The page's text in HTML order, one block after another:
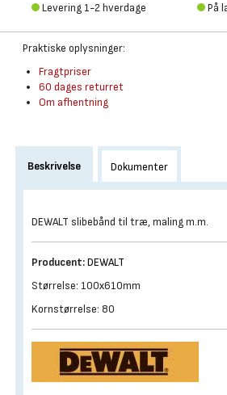
Levering 1-2 hverdage På
Praktiske oplysninger:
Fragtpriser
60 dages returret
Om afhentning
Beskrivelse Dokumenter
DEWALT slibebånd til træ, maling m.m.
Producent:DEWALT
Størrelse: 100x610mm
Kornstørrelse: 80